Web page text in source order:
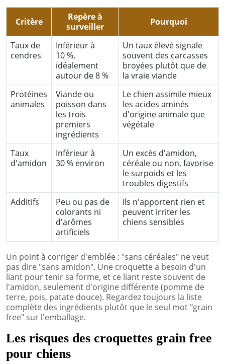
Critère
Repère à
surveiller
Pourquoi
Taux de
cendres
Inférieur à
10 %,
idéalement
autour de 8 %
Un taux élevé signale
souvent des carcasses
broyées plutôt que de
la vraie viande
Protéines
animales
Viande ou
poisson dans
les trois
premiers
ingrédients
Le chien assimile mieux
les acides aminés
d'origine animale que
végétale
Taux
d'amidon
Inférieur à
30 % environ
Un excès d'amidon,
céréale ou non, favorise
le surpoids et les
troubles digestifs
Additifs
Peu ou pas de
colorants ni
d'arômes
artificiels
Ils n'apportent rien et
peuvent irriter les
chiens sensibles
Un point à corriger d'emblée : "sans céréales" ne veut
pas dire "sans amidon". Une croquette a besoin d'un
liant pour tenir sa forme, et ce liant reste souvent de
l'amidon, seulement d'origine différente (pomme de
terre, pois, patate douce). Regardez toujours la liste
complète des ingrédients plutôt que le seul mot "grain
free" sur l'emballage.
Les risques des croquettes grain free
pour chiens